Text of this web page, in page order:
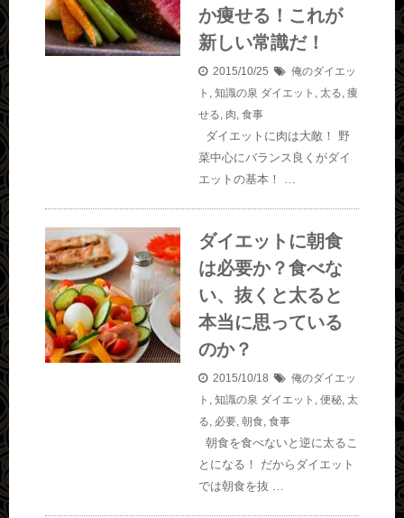
か痩せる！これが
新しい常識だ！
2015/10/25
俺のダイエッ
ト , 知識の泉 ダイエット , 太る, 痩
せる, 肉, 食事
ダイエットに肉は大敵！ 野
菜中心にバランス良くがダイ
エットの基本！ …
ダイエットに朝食
は必要か？食べな
い、抜くと太ると
本当に思っている
のか？
2015/10/18
俺のダイエッ
ト , 知識の泉 ダイエット , 便秘, 太
る, 必要, 朝食, 食事
朝食を食べないと逆に太るこ
とになる！ だからダイエット
では朝食を抜 …